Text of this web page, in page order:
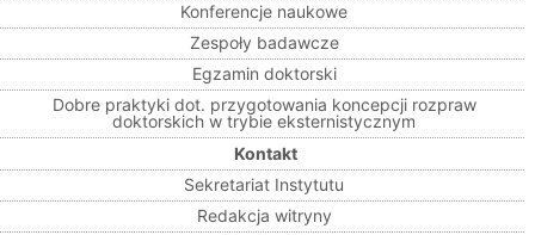
Konferencje naukowe
Zespoły badawcze
Egzamin doktorski
Dobre praktyki dot. przygotowania koncepcji rozpraw
doktorskich w trybie eksternistycznym
Kontakt
Sekretariat Instytutu
Redakcja witryny